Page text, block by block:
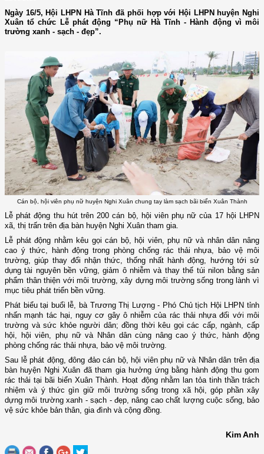
Ngày 16/5, Hội LHPN Hà Tĩnh đã phối hợp với Hội LHPN huyện Nghi
Xuân tổ chức Lễ phát động “Phụ nữ Hà Tĩnh - Hành động vì môi
trường xanh - sạch - đẹp”.
Cán bộ, hội viên phụ nữ huyện Nghi Xuân chung tay làm sạch bãi biển Xuân Thành
Lễ phát động thu hút trên 200 cán bộ, hội viên phụ nữ của 17 hội LHPN
xã, thị trấn trên địa bàn huyện Nghi Xuân tham gia.
Lễ phát động nhằm kêu gọi cán bộ, hội viên, phụ nữ và nhân dân nâng
cao ý thức, hành động trong phòng chống rác thải nhựa, bảo vệ môi
trường, giúp thay đổi nhận thức, thống nhất hành động, hướng tới sử
dụng tài nguyên bền vững, giảm ô nhiễm và thay thế túi nilon bằng sản
phẩm thân thiện với môi trường, xây dựng môi trường sống trong lành vì
mục tiêu phát triển bền vững.
Phát biểu tại buổi lễ, bà Trương Thị Lượng - Phó Chủ tịch Hội LHPN tỉnh
nhấn mạnh tác hại, nguy cơ gây ô nhiễm của rác thải nhựa đối với môi
trường và sức khỏe người dân; đồng thời kêu gọi các cấp, ngành, cấp
hội, hội viên, phụ nữ và Nhân dân cùng nâng cao ý thức, hành động
phòng chống rác thải nhựa, bảo vệ môi trường.
Sau lễ phát động, đông đảo cán bộ, hội viên phụ nữ và Nhân dân trên địa
bàn huyện Nghi Xuân đã tham gia hưởng ứng bằng hành động thu gom
rác thải tại bãi biển Xuân Thành. Hoạt động nhằm lan tỏa tinh thần trách
nhiệm và ý thức gìn giữ môi trường sống trong xã hội, góp phần xây
dựng môi trường xanh - sạch - đẹp, nâng cao chất lượng cuộc sống, bảo
vệ sức khỏe bản thân, gia đình và cộng đồng.
Kim Anh